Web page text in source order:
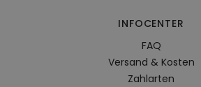
INFOCENTER
FAQ
Versand & Kosten
Zahlarten